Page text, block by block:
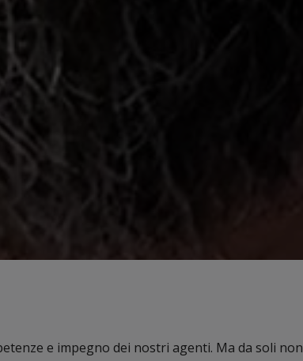
e impegno dei nostri agenti. Ma da soli non